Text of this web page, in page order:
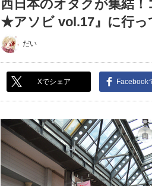
西日本のオタクが集結
★アソビ vol.17』に行っ
だい
Xでシェア Facebook